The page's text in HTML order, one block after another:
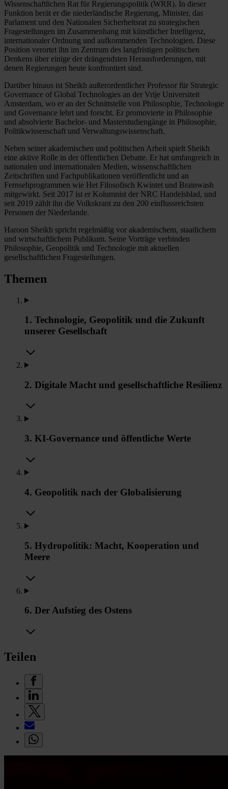
Wissenschaftlichen Rat für Regierungspolitik (WRR). In dieser
Funktion berät er die niederländische Regierung, Minister, das
Parlament und den Nationalen Sicherheitsrat zu strategischen
Fragestellungen im Zusammenhang mit künstlicher Intelligenz,
internationaler Ordnung und aufkommenden Technologien. Diese
Position verortet ihn im Zentrum des langfristigen politischen
Denkens über einige der drängendsten Herausforderungen, mit
denen Regierungen heute konfrontiert sind.
Darüber hinaus ist Sheikh außerordentlicher Professor für Strategic
Governance of Global Technologies an der Vrije Universiteit
Amsterdam, wo er an der Schnittstelle von Philosophie, Technologie
und Governance lehrt und forscht. Er promovierte in Philosophie
und absolvierte Bachelor- und Masterstudiengänge in Philosophie,
Politikwissenschaft und Verwaltungswissenschaft.
Neben seiner akademischen und politischen Arbeit spielt Sheikh
eine aktive Rolle in der öffentlichen Debatte. Er hat umfangreich in
nationalen und internationalen Medien, wissenschaftlichen
Zeitschriften und Fachpublikationen veröffentlicht und an
Fernsehprogrammen wie Het Filosofisch Kwintet und Brainwash
mitgewirkt. Seit 2017 ist er Kolumnist der NRC Handelsblad, und
seit 2019 zählt ihn die Volkskrant zu den 200 einflussreichsten
Personen der Niederlande.
Haroon Sheikh spricht regelmäßig vor akademischem, staatlichem
und wirtschaftlichem Publikum. Seine Vorträge verbinden
Philosophie, Geopolitik und Technologie mit aktuellen
gesellschaftlichen Fragestellungen.
Themen
1. Technologie, Geopolitik und die Zukunft
unserer Gesellschaft
2. Digitale Macht und gesellschaftliche Resilienz
3. KI-Governance und öffentliche Werte
4. Geopolitik nach der Globalisierung
5. Hydropolitik: Macht, Kooperation und
Meere
6. Der Aufstieg des Ostens
Teilen